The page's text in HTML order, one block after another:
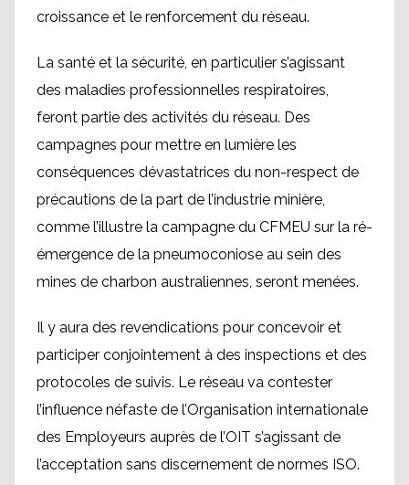
croissance et le renforcement du réseau.
La santé et la sécurité, en particulier s’agissant
des maladies professionnelles respiratoires,
feront partie des activités du réseau. Des
campagnes pour mettre en lumière les
conséquences dévastatrices du non-respect de
précautions de la part de l’industrie minière,
comme l’illustre la campagne du CFMEU sur la ré-
émergence de la pneumoconiose au sein des
mines de charbon australiennes, seront menées.
Il y aura des revendications pour concevoir et
participer conjointement à des inspections et des
protocoles de suivis. Le réseau va contester
l’influence néfaste de l’Organisation internationale
des Employeurs auprès de l’OIT s’agissant de
l’acceptation sans discernement de normes ISO.